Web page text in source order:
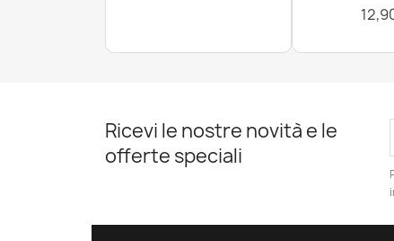
Ricevi le nostre novità e le
offerte speciali